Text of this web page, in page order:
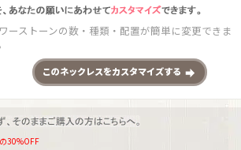
ーストーンの数・種類・配置が簡単に変更できま
このネックレスをカスタマイズする
の30%OFF